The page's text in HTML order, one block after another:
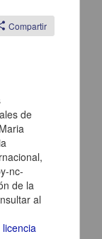
para
Compartir
de
nc-
de la
al